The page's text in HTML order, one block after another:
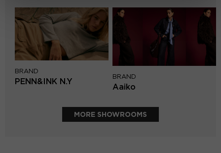
BRAND
PENN&INK N.Y
BRAND
Aaiko
MORE SHOWROOMS